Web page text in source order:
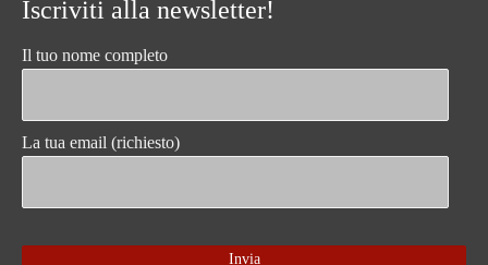
Iscriviti alla newsletter!
Il tuo nome completo
La tua email (richiesto)